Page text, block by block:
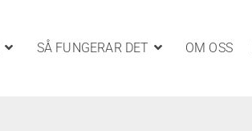
SÅ FUNGERAR DET OM OSS